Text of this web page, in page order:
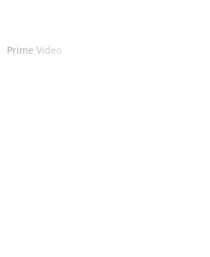
Prime Video